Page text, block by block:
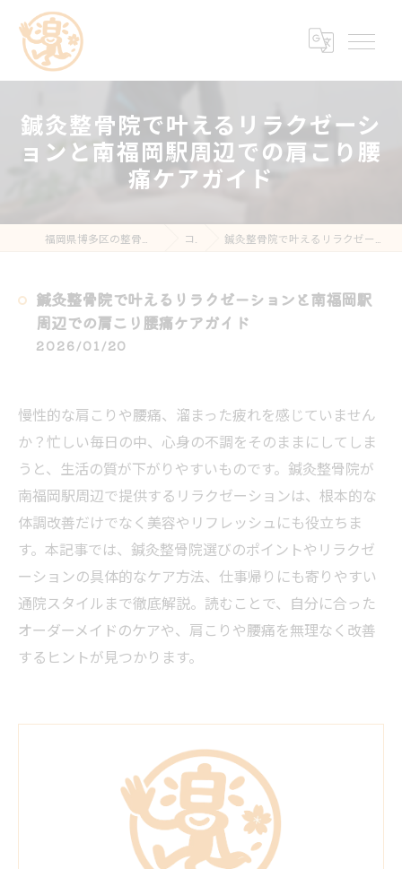
鍼灸整骨院で叶えるリラクゼーシ
ョンと南福岡駅周辺での肩こり腰
痛ケアガイド
コラム 鍼灸整骨院で叶えるリラクゼーションと南福岡駅周辺での肩こり腰痛ケアガイド
鍼灸整骨院で叶えるリラクゼーションと南福岡駅
周辺での肩こり腰痛ケアガイド
2026/01/20
慢性的な肩こりや腰痛、溜まった疲れを感じていません
か？忙しい毎日の中、心身の不調をそのままにしてしま
うと、生活の質が下がりやすいものです。鍼灸整骨院が
南福岡駅周辺で提供するリラクゼーションは、根本的な
体調改善だけでなく美容やリフレッシュにも役立ちま
す。本記事では、鍼灸整骨院選びのポイントやリラクゼ
ーションの具体的なケア方法、仕事帰りにも寄りやすい
通院スタイルまで徹底解説。読むことで、自分に合った
オーダーメイドのケアや、肩こりや腰痛を無理なく改善
するヒントが見つかります。